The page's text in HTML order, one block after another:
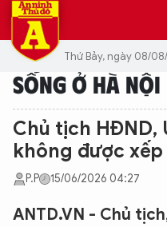
Thứ Bảy, ngày 08/
SỐNG Ở HÀ NỘI
Chủ tịch HĐND,
không được
P.P 15/06/2026 04:27
ANTD.VN - Chủ